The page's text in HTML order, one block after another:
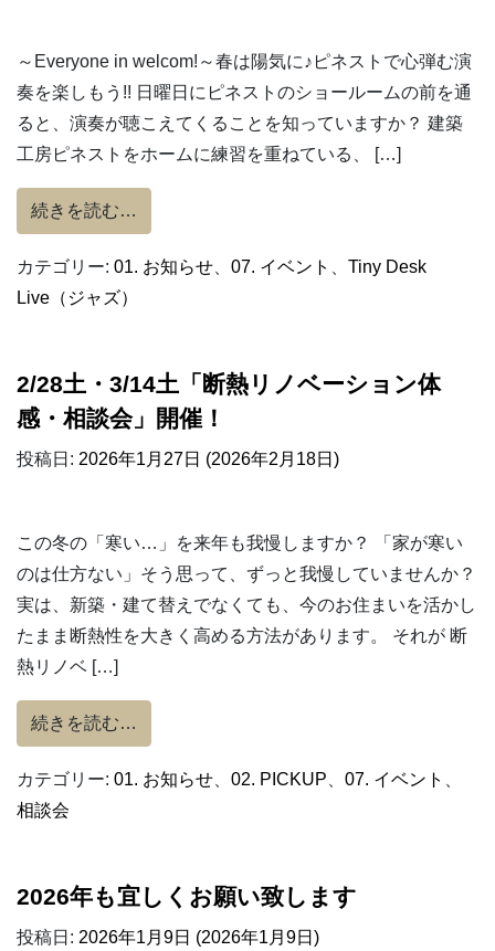
～Everyone in welcom!～春は陽気に♪ピネストで心弾む演
奏を楽しもう!! 日曜日にピネストのショールームの前を通
ると、演奏が聴こえてくることを知っていますか？ 建築
工房ピネストをホームに練習を重ねている、 […]
続きを読む…
カテゴリー: 01. お知らせ 07. イベント
Tiny Desk
Live（ジャズ）
2/28土・3/14土「断熱リノベーション体
感・相談会」開催！
投稿日: 2026年1月27日 (2026年2月18日)
この冬の「寒い…」を来年も我慢しますか？ 「家が寒い
のは仕方ない」そう思って、ずっと我慢していませんか？
実は、新築・建て替えでなくても、今のお住まいを活かし
たまま断熱性を大きく高める方法があります。 それが 断
熱リノベ […]
続きを読む…
カテゴリー: 01. お知らせ 02. PICKUP 07. イベント
相談会
2026年も宜しくお願い致します
投稿日: 2026年1月9日 (2026年1月9日)